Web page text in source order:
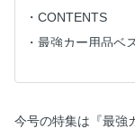
CONTENTS
最強カー用品ベ
最強カー用品
オーディオ
最強カー用品
今号の特集は『最強